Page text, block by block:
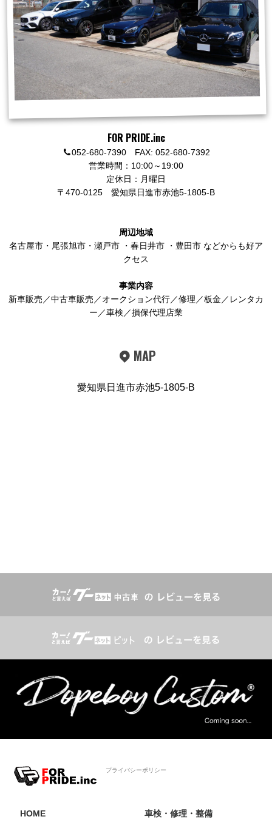
FOR PRIDE.inc
052-680-7390 FAX: 052-680-7392
営業時間：10:00～19:00
定休日：月曜日
〒470-0125 愛知県日進市赤池5-1805-B
周辺地域
名古屋市 ・ 尾張旭市 ・ 瀬戸市 ・ 春日井市 ・ 豊田市 などからも好ア
クセス
事業内容
新車販売／中古車販売／オークション代行／修理／板金／レンタカ
ー／車検／損保代理店業
MAP
愛知県日進市赤池5-1805-B
プライバシーポリシー
HOME 車検・修理・整備